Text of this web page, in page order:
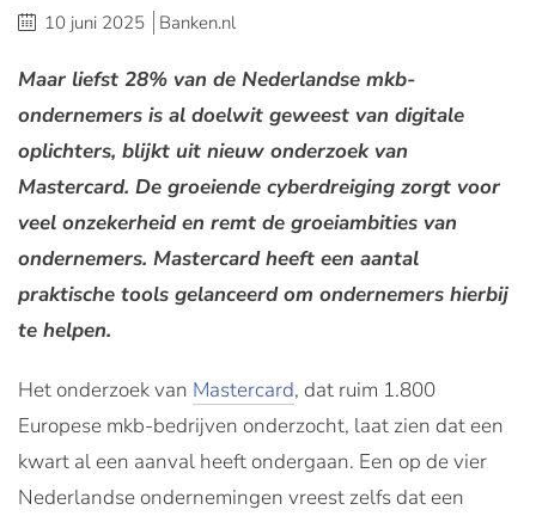
10 juni 2025 Banken.nl
Maar liefst 28% van de Nederlandse mkb-
ondernemers is al doelwit geweest van digitale
oplichters, blijkt uit nieuw onderzoek van
Mastercard. De groeiende cyberdreiging zorgt voor
veel onzekerheid en remt de groeiambities van
ondernemers. Mastercard heeft een aantal
praktische tools gelanceerd om ondernemers hierbij
te helpen.
Het onderzoek van Mastercard, dat ruim 1.800
Europese mkb-bedrijven onderzocht, laat zien dat een
kwart al een aanval heeft ondergaan. Een op de vier
Nederlandse ondernemingen vreest zelfs dat een